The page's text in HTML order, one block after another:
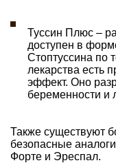
Туссин Плюс –
доступен в
Стоптуссина по
лекарства есть
эффект. Оно
беременности и
Также существуют
безопасные
Форте и Эреспал.